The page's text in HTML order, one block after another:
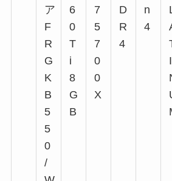
ア
F
R
G
K
B
5
5
0
/
6
0
T
i
8
G
B
7
5
7
0
0
X
D
R
4
n
4
I